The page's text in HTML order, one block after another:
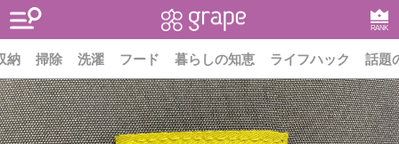
RANK
納 掃除 洗濯 フード 暮らしの知恵 ライフハック 話題